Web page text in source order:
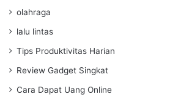
olahraga
lalu lintas
Tips Produktivitas Harian
Review Gadget Singkat
Cara Dapat Uang Online